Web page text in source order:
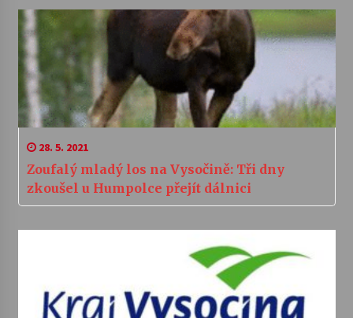
28. 5. 2021
Zoufalý mladý los na Vysočině: Tři dny
zkoušel u Humpolce přejít dálnici